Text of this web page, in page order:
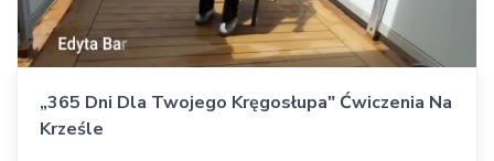
„365 Dni Dla Twojego Kręgosłupa" Ćwiczenia Na
Krześle